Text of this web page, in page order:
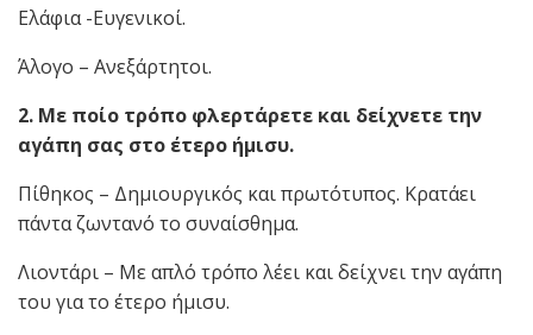
Ελάφια -Ευγενικοί.
Άλογο – Ανεξάρτητοι.
2. Με ποίο τρόπο φλερτάρετε και δείχνετε την
αγάπη σας στο έτερο ήμισυ.
Πίθηκος – Δημιουργικός και πρωτότυπος. Κρατάει
πάντα ζωντανό το συναίσθημα.
Λιοντάρι – Με απλό τρόπο λέει και δείχνει την αγάπη
του για το έτερο ήμισυ.